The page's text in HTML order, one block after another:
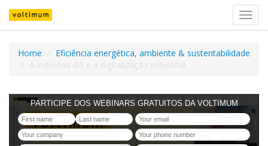
Home
Eficiência energética, ambiente & sustentabilidade
A indústria 4.0 e a digitalização industrial